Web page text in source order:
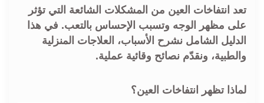
تعد انتفاخات العين من المشكلات الشائعة التي تؤثر
على مظهر الوجه وتسبب الإحساس بالتعب. في هذا
الدليل الشامل نشرح الأسباب، العلاجات المنزلية
والطبية، ونقدّم نصائح وقائية عملية.
لماذا تظهر انتفاخات العين؟